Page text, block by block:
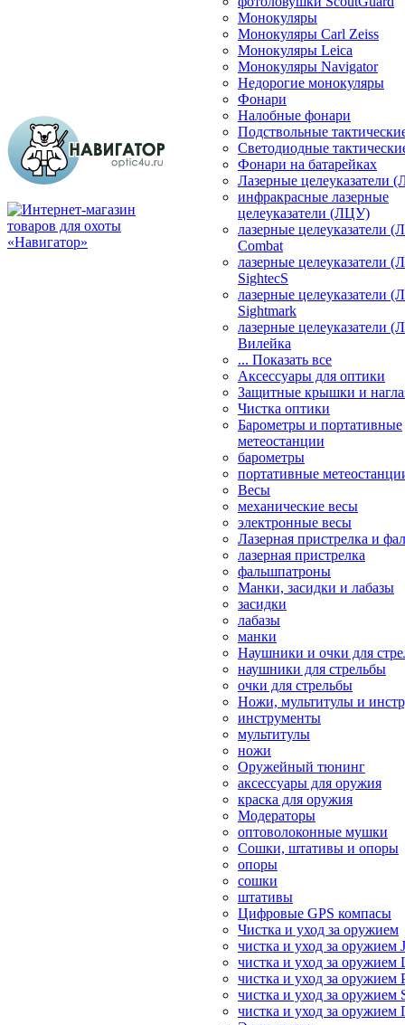
Монокуляры
Монокуляры Carl Zeiss
Монокуляры Leica
Монокуляры Navigator
Недорогие монокуляры
Фонари
Налобные фонари
Подствольные
Светодиодные
Фонари на батарейках
Лазерные целеуказатели
инфракрасные лазерные
целеуказатели (ЛЦУ)
лазерные целеуказатели
Combat
лазерные целеуказатели
SightecS
лазерные целеуказатели
Sightmark
лазерные целеуказатели
Вилейка
... Показать все
Аксессуары для оптики
Защитные крышки и
Чистка оптики
Барометры и портативные
метеостанции
барометры
портативные
Весы
механические весы
электронные весы
Лазерная пристрелка и
лазерная пристрелка
фальшпатроны
Манки, засидки и лабазы
засидки
лабазы
манки
Наушники и очки для
наушники для стрельбы
очки для стрельбы
Ножи, мультитулы и
инструменты
мультитулы
ножи
Оружейный тюнинг
аксессуары для оружия
краска для оружия
Модераторы
оптоволоконные мушки
Сошки, штативы и опоры
опоры
сошки
штативы
Цифровые GPS компасы
Чистка и уход за оружием
чистка и уход за оружием
чистка и уход за оружием
чистка и уход за оружием
чистка и уход за оружием
чистка и уход за